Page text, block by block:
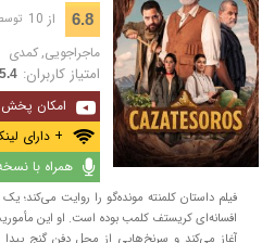
6.8 از 10 توسط 45
ماجراجویی,کمدی
امتیاز کاربران: 5.4
امکان پخش
+ دارای
همراه با
فیلم داستان کلمنته مونده‌گو را روایت می‌کند؛
افسانه‌ای کریستف کلمب بوده است. او این